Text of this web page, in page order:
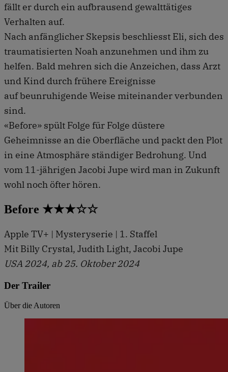
fällt er durch ein aufbrausend gewalttätiges
Verhalten auf.
Nach anfänglicher Skepsis beschliesst Eli, sich des
traumatisierten Noah anzunehmen und ihm zu
helfen. Bald mehren sich die Anzeichen, dass Arzt
und Kind durch frühere Ereignisse
auf beunruhigende Weise miteinander verbunden
sind.
«Before» spült Folge für Folge düstere
Geheimnisse an die Oberfläche und packt den Plot
in eine Atmosphäre ständiger Bedrohung. Und
vom 11-jährigen Jacobi Jupe wird man in Zukunft
wohl noch öfter hören.
Before ★★★☆☆
Apple TV+ | Mysteryserie | 1. Staffel
Mit Billy Crystal, Judith Light, Jacobi Jupe
USA 2024, ab 25. Oktober 2024
Der Trailer
Über die Autoren